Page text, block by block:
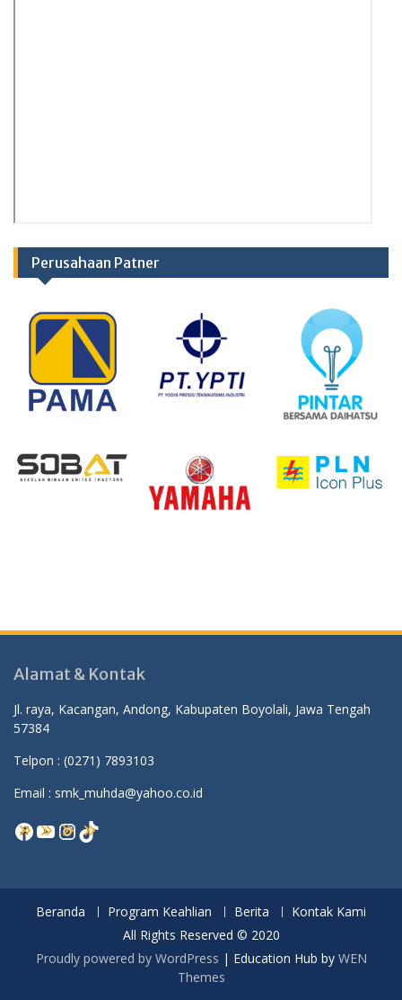
Perusahaan Patner
Alamat & Kontak
Jl. raya, Kacangan, Andong, Kabupaten Boyolali, Jawa Tengah
57384
Telpon : (0271) 7893103
Email : smk_muhda@yahoo.co.id
Facebook
YouTube
Instagram
TikTok
Beranda Program Keahlian Berita
Kontak Kami
All Rights Reserved © 2020
Proudly powered by WordPress | Education Hub by WEN
Themes